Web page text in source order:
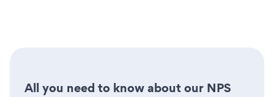
All you need to know about our NPS